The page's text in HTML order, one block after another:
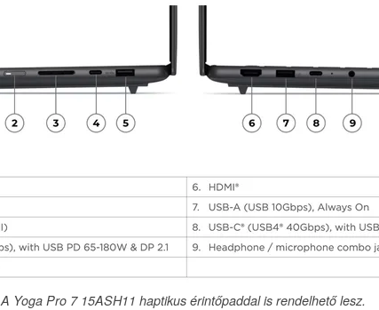
A Yoga Pro 7 15ASH11 haptikus érintőpaddal is rendelhető lesz.